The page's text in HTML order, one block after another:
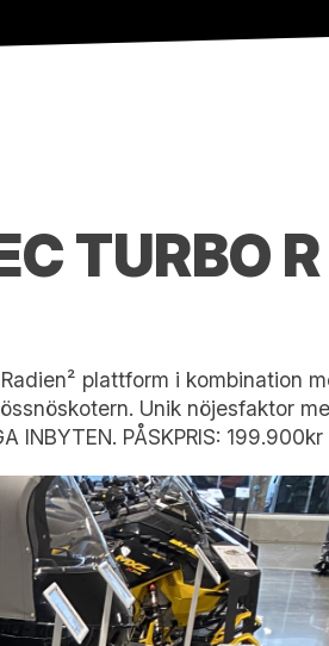
TURBO
plattform i kombination
Unik nöjesfaktor
INBYTEN. PÅSKPRIS: